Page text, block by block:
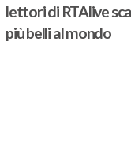
lettori di RTAlive
più belli al mondo